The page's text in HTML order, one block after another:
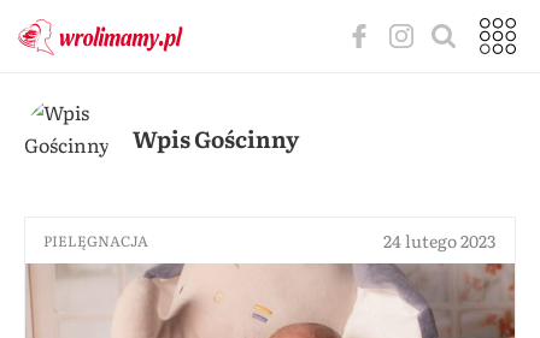
Wpis Gościnny
PIELĘGNACJA 24 lutego 2023